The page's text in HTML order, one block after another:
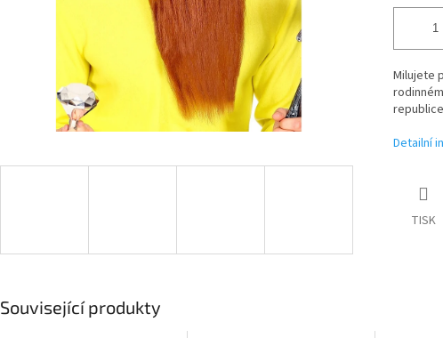
Milujete
Detailní
TISK
Související produkty